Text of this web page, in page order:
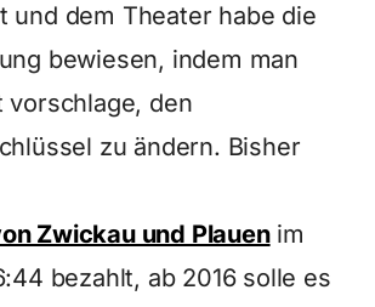
und dem Theater habe die
bewiesen, indem man
vorschlage, den
zu ändern. Bisher
Zwickau und Plauenim
bezahlt, ab 2016 solle es